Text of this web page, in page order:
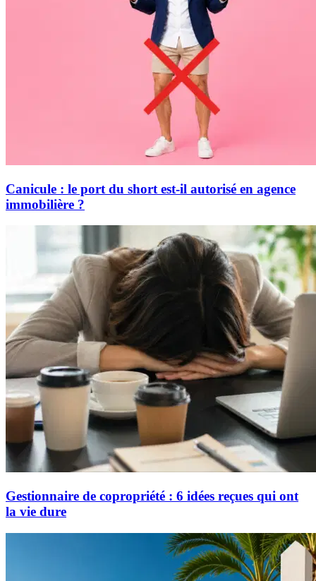
Canicule : le port du short est-il autorisé en agence
immobilière ?
Gestionnaire de copropriété : 6 idées reçues qui ont
la vie dure